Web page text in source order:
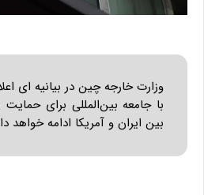
وزارت خارجه چین در بیانیه ای
با جامعه بین‌المللی برای
بین ایران و آمریکا ادامه خواهد